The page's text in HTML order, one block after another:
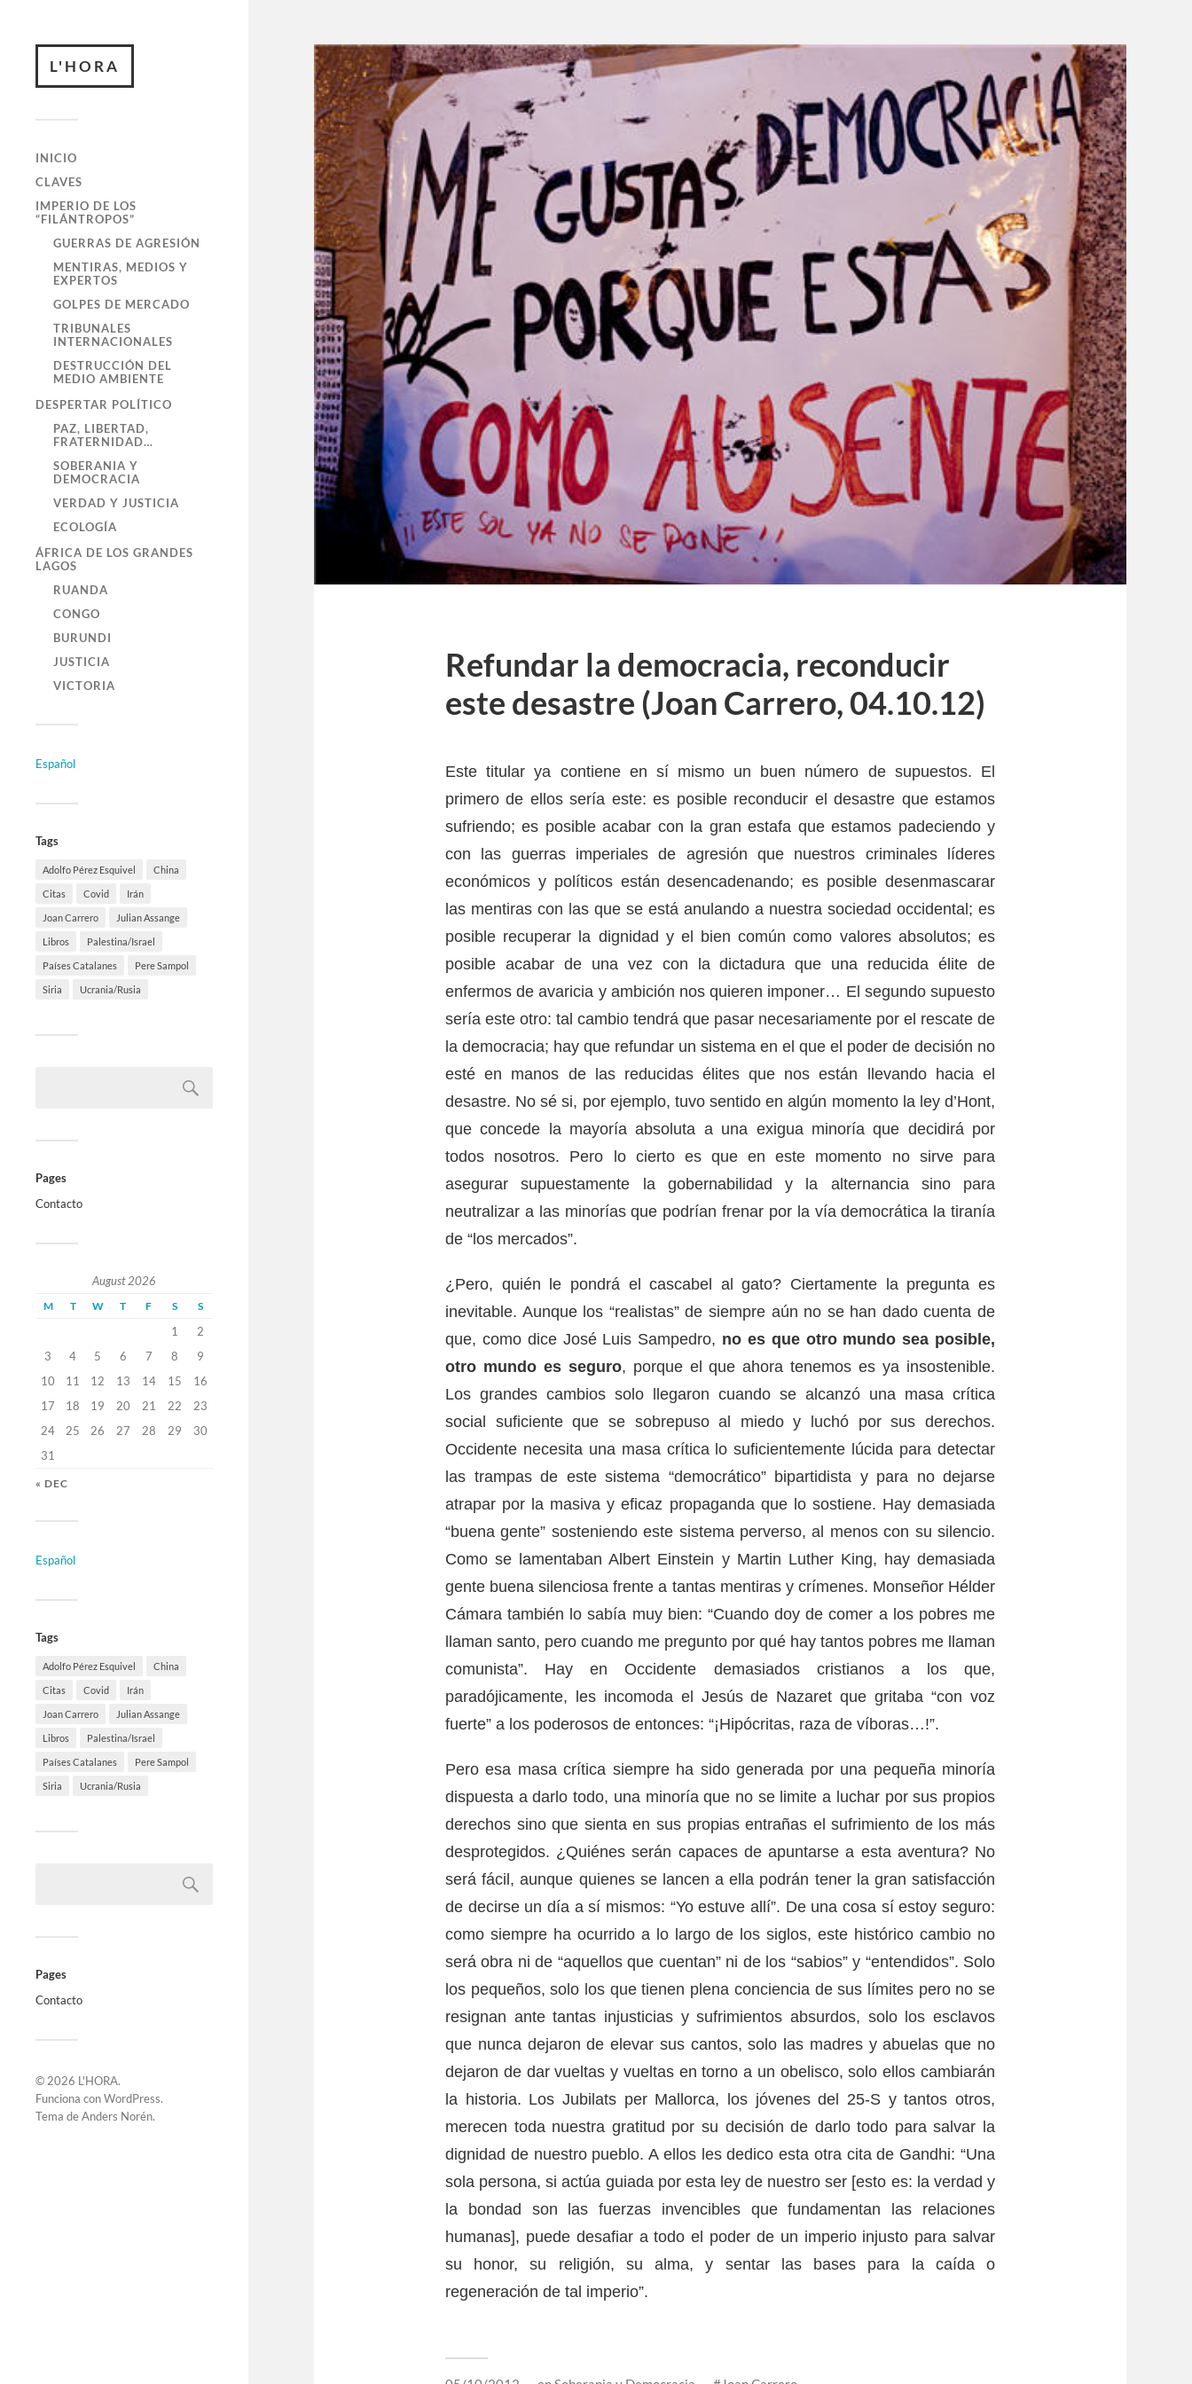
L'HORA
INICIO
CLAVES
IMPERIO DE LOS
“FILÁNTROPOS”
GUERRAS DE AGRESIÓN
MENTIRAS, MEDIOS Y
EXPERTOS
GOLPES DE MERCADO
TRIBUNALES
INTERNACIONALES
DESTRUCCIÓN DEL
MEDIO AMBIENTE
DESPERTAR POLÍTICO
PAZ, LIBERTAD,
FRATERNIDAD…
SOBERANIA Y
DEMOCRACIA
VERDAD Y JUSTICIA
ECOLOGÍA
ÁFRICA DE LOS GRANDES
LAGOS
RUANDA
CONGO
BURUNDI
JUSTICIA
VICTORIA
Español
Tags
Adolfo Pérez Esquivel China
Citas Covid Irán
Joan Carrero Julian Assange
Libros Palestina/Israel
Países Catalanes Pere Sampol
Siria Ucrania/Rusia
Pages
Contacto
August 2026
M T W T F S S
1
2
3
4 5 6 7 8
9
10
11 12 13 14 15
16
17
18 19 20 21 22
23
24
25 26 27 28 29
30
31
« DEC
Español
Tags
Adolfo Pérez Esquivel China
Citas Covid Irán
Joan Carrero Julian Assange
Libros Palestina/Israel
Países Catalanes Pere Sampol
Siria Ucrania/Rusia
Pages
Contacto
© 2026 L'HORA.
Funciona conWordPress.
Tema deAnders Norén.
Refundar la democracia, reconducir
este desastre (Joan Carrero, 04.10.12)
Este titular ya contiene en sí mismo un buen número de supuestos. El
primero de ellos sería este: es posible reconducir el desastre que estamos
sufriendo; es posible acabar con la gran estafa que estamos padeciendo y
con las guerras imperiales de agresión que nuestros criminales líderes
económicos y políticos están desencadenando; es posible desenmascarar
las mentiras con las que se está anulando a nuestra sociedad occidental; es
posible recuperar la dignidad y el bien común como valores absolutos; es
posible acabar de una vez con la dictadura que una reducida élite de
enfermos de avaricia y ambición nos quieren imponer… El segundo supuesto
sería este otro: tal cambio tendrá que pasar necesariamente por el rescate de
la democracia; hay que refundar un sistema en el que el poder de decisión no
esté en manos de las reducidas élites que nos están llevando hacia el
desastre. No sé si, por ejemplo, tuvo sentido en algún momento la ley d’Hont,
que concede la mayoría absoluta a una exigua minoría que decidirá por
todos nosotros. Pero lo cierto es que en este momento no sirve para
asegurar supuestamente la gobernabilidad y la alternancia sino para
neutralizar a las minorías que podrían frenar por la vía democrática la tiranía
de “los mercados”.
¿Pero, quién le pondrá el cascabel al gato? Ciertamente la pregunta es
inevitable. Aunque los “realistas” de siempre aún no se han dado cuenta de
que, como dice José Luis Sampedro, no es que otro mundo sea posible,
otro mundo es seguro, porque el que ahora tenemos es ya insostenible.
Los grandes cambios solo llegaron cuando se alcanzó una masa crítica
social suficiente que se sobrepuso al miedo y luchó por sus derechos.
Occidente necesita una masa crítica lo suficientemente lúcida para detectar
las trampas de este sistema “democrático” bipartidista y para no dejarse
atrapar por la masiva y eficaz propaganda que lo sostiene. Hay demasiada
“buena gente” sosteniendo este sistema perverso, al menos con su silencio.
Como se lamentaban Albert Einstein y Martin Luther King, hay demasiada
gente buena silenciosa frente a tantas mentiras y crímenes. Monseñor Hélder
Cámara también lo sabía muy bien: “Cuando doy de comer a los pobres me
llaman santo, pero cuando me pregunto por qué hay tantos pobres me llaman
comunista”. Hay en Occidente demasiados cristianos a los que,
paradójicamente, les incomoda el Jesús de Nazaret que gritaba “con voz
fuerte” a los poderosos de entonces: “¡Hipócritas, raza de víboras…!”.
Pero esa masa crítica siempre ha sido generada por una pequeña minoría
dispuesta a darlo todo, una minoría que no se limite a luchar por sus propios
derechos sino que sienta en sus propias entrañas el sufrimiento de los más
desprotegidos. ¿Quiénes serán capaces de apuntarse a esta aventura? No
será fácil, aunque quienes se lancen a ella podrán tener la gran satisfacción
de decirse un día a sí mismos: “Yo estuve allí”. De una cosa sí estoy seguro:
como siempre ha ocurrido a lo largo de los siglos, este histórico cambio no
será obra ni de “aquellos que cuentan” ni de los “sabios” y “entendidos”. Solo
los pequeños, solo los que tienen plena conciencia de sus límites pero no se
resignan ante tantas injusticias y sufrimientos absurdos, solo los esclavos
que nunca dejaron de elevar sus cantos, solo las madres y abuelas que no
dejaron de dar vueltas y vueltas en torno a un obelisco, solo ellos cambiarán
la historia. Los Jubilats per Mallorca, los jóvenes del 25-S y tantos otros,
merecen toda nuestra gratitud por su decisión de darlo todo para salvar la
dignidad de nuestro pueblo. A ellos les dedico esta otra cita de Gandhi: “Una
sola persona, si actúa guiada por esta ley de nuestro ser [esto es: la verdad y
la bondad son las fuerzas invencibles que fundamentan las relaciones
humanas], puede desafiar a todo el poder de un imperio injusto para salvar
su honor, su religión, su alma, y sentar las bases para la caída o
regeneración de tal imperio”.